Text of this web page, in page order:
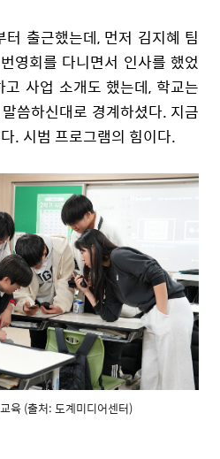
출근했는데, 먼저 김지혜 팀
영회를 다니면서 인사를 했었
사업 소개도 했는데, 학교는
씀하신대로 경계하셨다. 지금
. 시범 프로그램의 힘이다.
육 (출처: 도계미디어센터)